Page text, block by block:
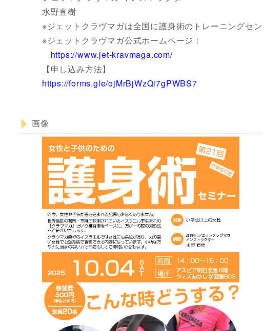
水野直樹
※ジェットクラヴマガは全国に護身術のトレーニングセ
※ジェットクラヴマガ公式ホームページ：
https://www.jet-kravmaga.com/
【申し込み方法】
https://forms.gle/ojMrBjWzQi7gPWBS7
画像